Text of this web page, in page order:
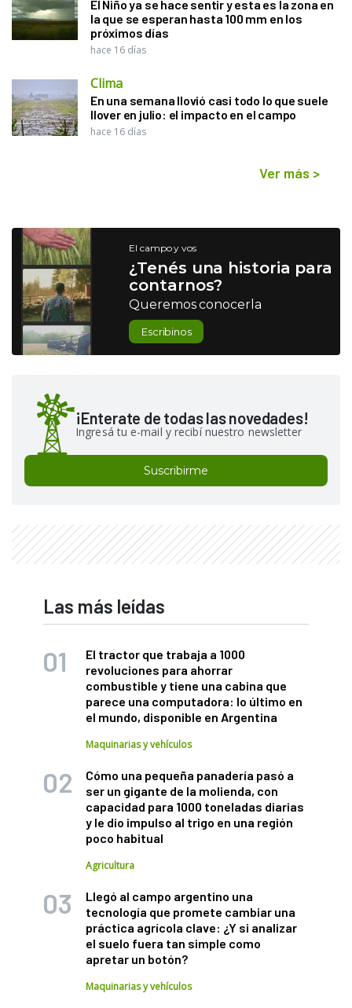
El Niño ya se hace sentir y esta es la zona en
la que se esperan hasta 100 mm en los
próximos días
hace 16 días
Clima
En una semana llovió casi todo lo que suele
llover en julio: el impacto en el campo
hace 16 días
Ver más >
El campo y vos
¿Tenés una historia para
contarnos?
Queremos conocerla
Escribinos
¡Enterate de todas las novedades!
Ingresá tu e-mail y recibí nuestro newsletter
Suscribirme
Las más leídas
El tractor que trabaja a 1000
revoluciones para ahorrar
combustible y tiene una cabina que
parece una computadora: lo último en
el mundo, disponible en Argentina
Maquinarias y vehículos
Cómo una pequeña panadería pasó a
ser un gigante de la molienda, con
capacidad para 1000 toneladas diarias
y le dio impulso al trigo en una región
poco habitual
Agricultura
Llegó al campo argentino una
tecnología que promete cambiar una
práctica agrícola clave: ¿Y si analizar
el suelo fuera tan simple como
apretar un botón?
Maquinarias y vehículos